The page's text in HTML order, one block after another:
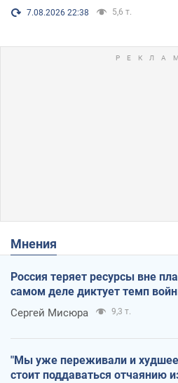
7.08.2026 22:38 5,6 т.
Мнения
Россия теряет ресурсы вне
самом деле диктует темп
Сергей Мисюра 9,3 т.
"Мы уже переживали и
стоит поддаваться отчаянию